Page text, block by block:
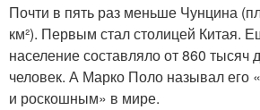
Почти в пять раз меньше Чунцина
км²). Первым стал столицей Китая.
население составляло от 860 тысяч
человек. А Марко Поло называл
и роскошным» в мире.